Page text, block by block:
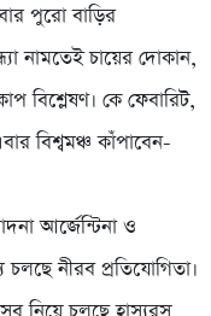
পুরো বাড়ির
নামতেই চায়ের দোকান,
বিশ্লেষণ। কে ফেবারিট,
বিশ্বমঞ্চ কাঁপাবেন-
আর্জেন্টিনা ও
নীরব প্রতিযোগিতা।